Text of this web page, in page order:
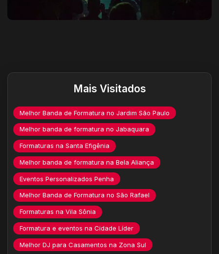
Mais Visitados
Melhor Banda de Formatura no Jardim São Paulo
Melhor banda de formatura no Jabaquara
Formaturas na Santa Efigênia
Melhor banda de formatura na Bela Aliança
Eventos Personalizados Penha
Melhor Banda de Formatura no São Rafael
Formaturas na Vila Sônia
Formatura e eventos na Cidade Líder
Melhor DJ para Casamentos na Zona Sul